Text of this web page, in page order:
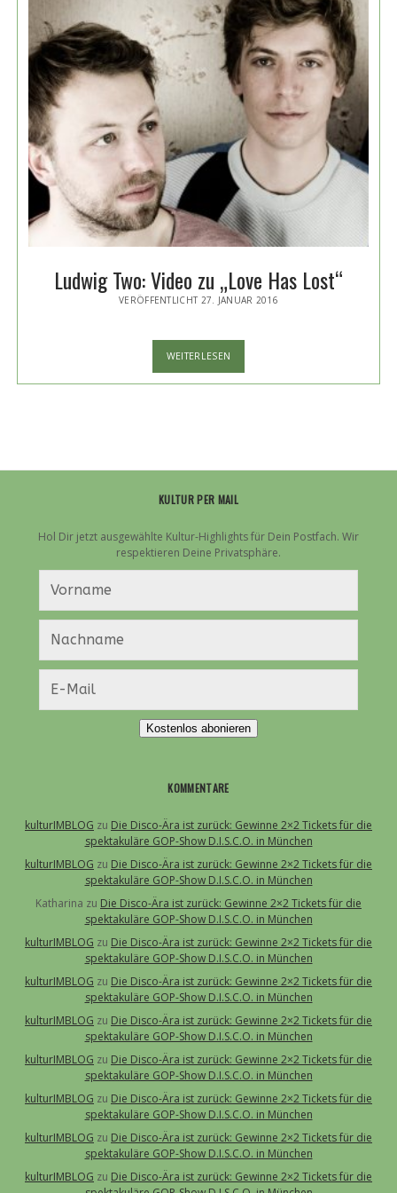
Ludwig Two: Video zu „Love Has Lost“
VERÖFFENTLICHT 27. JANUAR 2016
WEITERLESEN
TWO:
KULTUR PER MAIL
Hol Dir jetzt ausgewählte Kultur-Highlights für Dein Postfach. Wir
respektieren Deine Privatsphäre.
Kostenlos abonieren
KOMMENTARE
kulturIMBLOG zu Die Disco-Ära ist zurück: Gewinne 2×2 Tickets für die
spektakuläre GOP-Show D.I.S.C.O. in München
kulturIMBLOG zu Die Disco-Ära ist zurück: Gewinne 2×2 Tickets für die
spektakuläre GOP-Show D.I.S.C.O. in München
Katharina zu Die Disco-Ära ist zurück: Gewinne 2×2 Tickets für die
spektakuläre GOP-Show D.I.S.C.O. in München
kulturIMBLOG zu Die Disco-Ära ist zurück: Gewinne 2×2 Tickets für die
spektakuläre GOP-Show D.I.S.C.O. in München
kulturIMBLOG zu Die Disco-Ära ist zurück: Gewinne 2×2 Tickets für die
spektakuläre GOP-Show D.I.S.C.O. in München
kulturIMBLOG zu Die Disco-Ära ist zurück: Gewinne 2×2 Tickets für die
spektakuläre GOP-Show D.I.S.C.O. in München
kulturIMBLOG zu Die Disco-Ära ist zurück: Gewinne 2×2 Tickets für die
spektakuläre GOP-Show D.I.S.C.O. in München
kulturIMBLOG zu Die Disco-Ära ist zurück: Gewinne 2×2 Tickets für die
spektakuläre GOP-Show D.I.S.C.O. in München
kulturIMBLOG zu Die Disco-Ära ist zurück: Gewinne 2×2 Tickets für die
spektakuläre GOP-Show D.I.S.C.O. in München
kulturIMBLOG zu Die Disco-Ära ist zurück: Gewinne 2×2 Tickets für die